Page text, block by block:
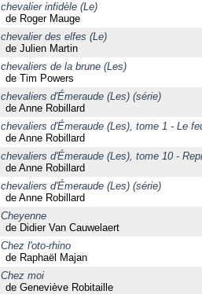
chevalier infidèle (Le)
de Roger Mauge
chevalier des elfes (Le)
de Julien Martin
chevaliers de la brune (Les)
de Tim Powers
chevaliers d'Émeraude (Les) (série)
de Anne Robillard
chevaliers d'Émeraude (Les), tome 1 - Le
de Anne Robillard
chevaliers d'Émeraude (Les), tome 10 -
de Anne Robillard
chevaliers d'Émeraude (Les) (série)
de Anne Robillard
Cheyenne
de Didier Van Cauwelaert
Chez l'oto-rhino
de Raphaël Majan
Chez moi
de Geneviève Robitaille